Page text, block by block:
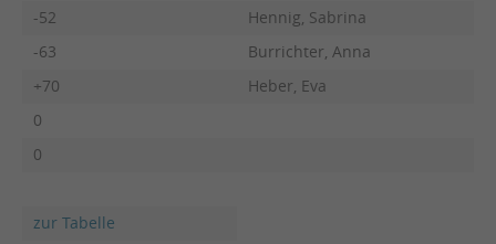
-52
Hennig, Sabrina
-63
Burrichter, Anna
+70
Heber, Eva
0
0
zur Tabelle